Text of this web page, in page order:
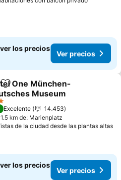
los precios
Ver precios
Añadir a favoritos
One München-
Museum
Excelente
14.453
km de: Marienplatz
de la ciudad desde las plantas altas
los precios
Ver precios